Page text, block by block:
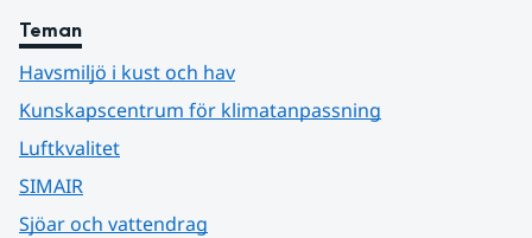
Teman
Havsmiljö i kust och hav
Kunskapscentrum för klimatanpassning
Luftkvalitet
SIMAIR
Sjöar och vattendrag